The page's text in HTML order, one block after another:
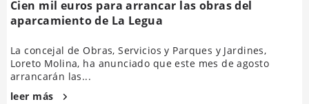
Cien mil euros para arrancar las obras del
aparcamiento de La Legua
La concejal de Obras, Servicios y Parques y Jardines,
Loreto Molina, ha anunciado que este mes de agosto
arrancarán las...
leer más